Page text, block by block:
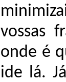
vossas
onde é
ide lá.